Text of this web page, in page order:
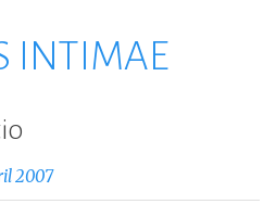
INTIMAE
2007